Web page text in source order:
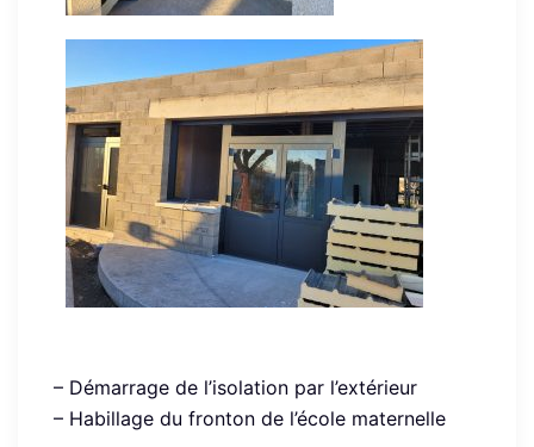
– Démarrage de l’isolation par l’extérieur
– Habillage du fronton de l’école maternelle